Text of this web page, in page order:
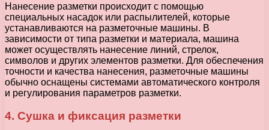
Нанесение разметки происходит с помощью
специальных насадок или распылителей, которые
устанавливаются на разметочные машины. В
зависимости от типа разметки и материала, машина
может осуществлять нанесение линий, стрелок,
символов и других элементов разметки. Для обеспечения
точности и качества нанесения, разметочные машины
обычно оснащены системами автоматического контроля
и регулирования параметров разметки.
4. Сушка и фиксация разметки